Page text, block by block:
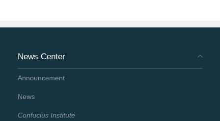
News Center
Announcement
News
Confucius Institute